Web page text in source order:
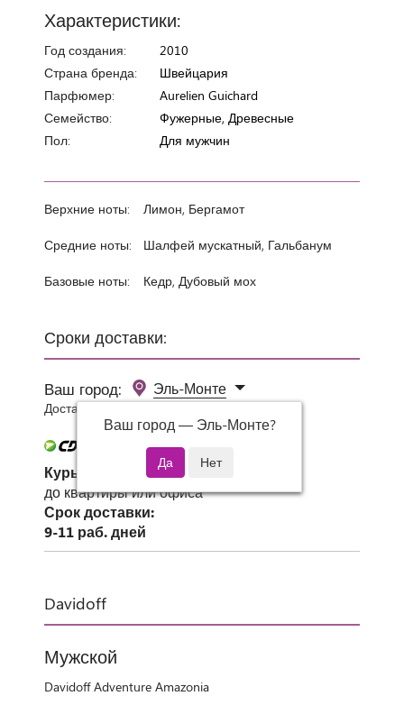
Сроки доставки:
Ваш город:
Эль-Монте
Ваш город — Эль-Монте?
Доставка 0 руб при заказе от 3000 руб.
Курьер СДЭК
до квартиры или офиса
Срок доставки:
9-11 раб. дней
Davidoff
Мужской
Davidoff Adventure Amazonia
Характеристики:
Год создания:
2010
Страна бренда:
Швейцария
Парфюмер:
Aurelien Guichard
Семейство:
Фужерные, Древесные
Пол:
Для мужчин
Верхние ноты: Лимон, Бергамот
Средние ноты: Шалфей мускатный, Гальбанум
Базовые ноты: Кедр, Дубовый мох